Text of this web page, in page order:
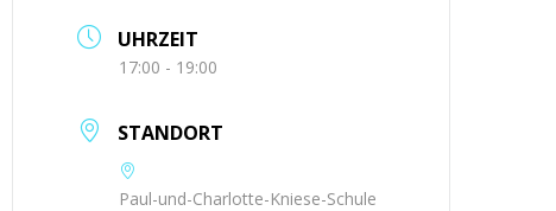
UHRZEIT
17:00 - 19:00
STANDORT
Paul-und-Charlotte-Kniese-Schule